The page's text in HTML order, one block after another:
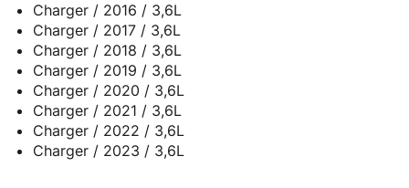
Charger / 2016 / 3,6L
Charger / 2017 / 3,6L
Charger / 2018 / 3,6L
Charger / 2019 / 3,6L
Charger / 2020 / 3,6L
Charger / 2021 / 3,6L
Charger / 2022 / 3,6L
Charger / 2023 / 3,6L